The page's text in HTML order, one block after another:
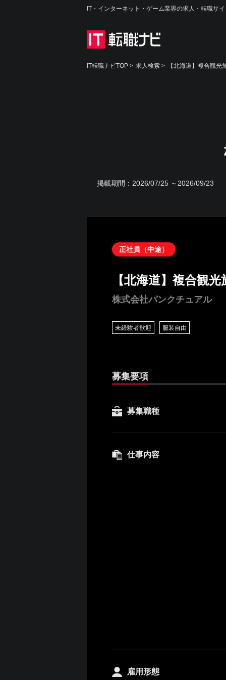
IT・インターネット・ゲーム業界の求人・転職サ
IT転職ナビTOP > 求人検索 > 【北海道】複合観
掲載期間： 2026/07/25 ～2026/09/23
正社員（中途）
【北海道】複合観
株式会社パンクチュアル
未経験者歓迎 服装自由
募集要項
募集職種
仕事内容
雇用形態